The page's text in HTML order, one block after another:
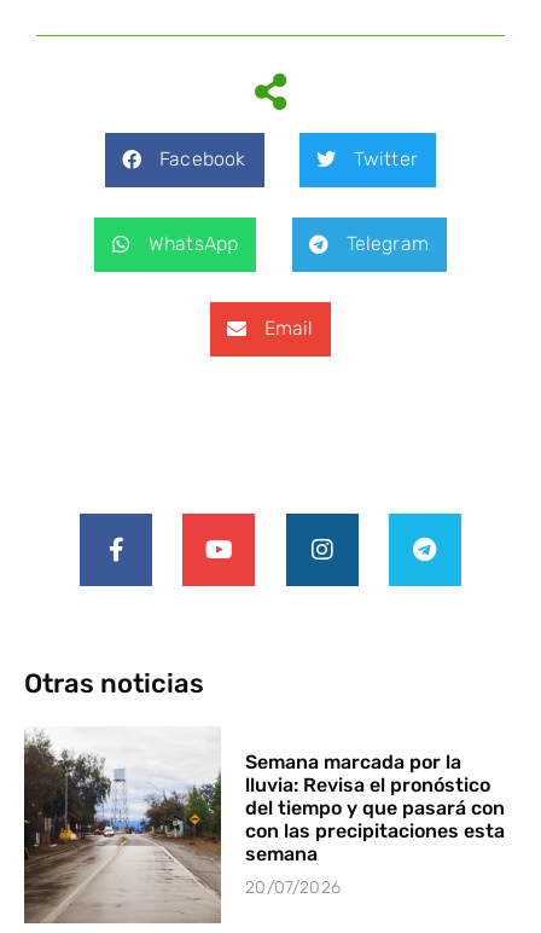
Facebook Twitter
WhatsApp Telegram
Email
Otras noticias
Semana marcada por la
lluvia: Revisa el pronóstico
del tiempo y que pasará con
con las precipitaciones esta
semana
20/07/2026